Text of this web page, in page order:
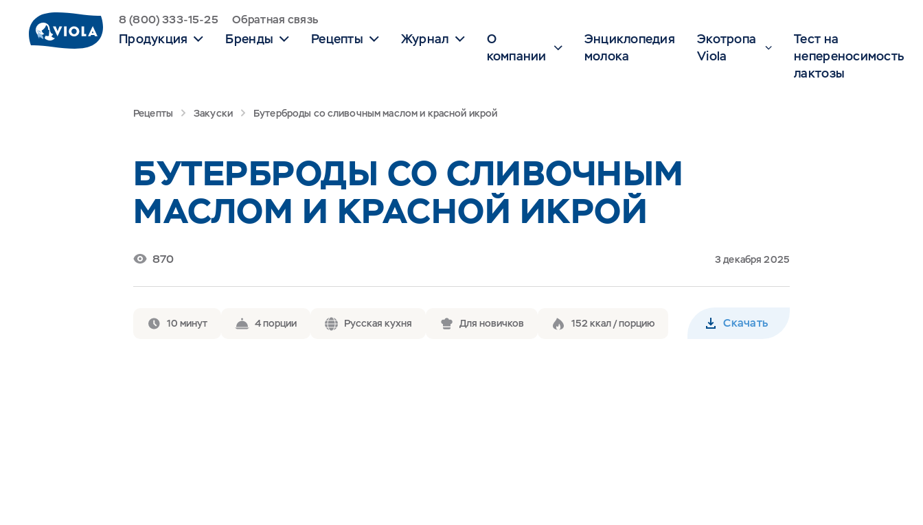
8 (800) 333-15-25 Обратная связь
Продукция Бренды Рецепты Журнал
О
компании
Энциклопедия
молока
Экотропа
Viola
Тест на
непереносимость
лактозы
Рецепты Закуски Бутерброды со сливочным маслом и красной икрой
БУТЕРБРОДЫ СО СЛИВОЧНЫМ
МАСЛОМ И КРАСНОЙ ИКРОЙ
870 3 декабря 2025
10 минут 4 порции Русская кухня Для новичков 152 ккал / порцию Скачать